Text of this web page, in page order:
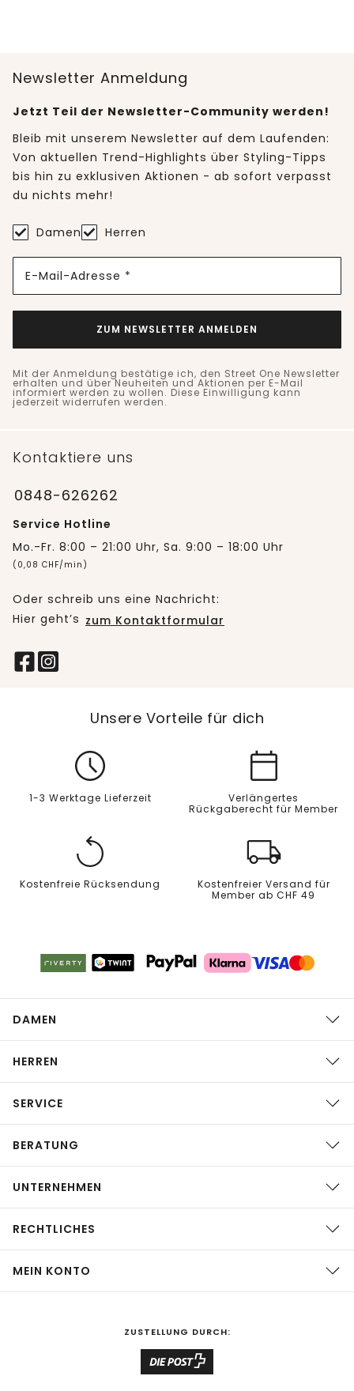
Newsletter Anmeldung
Jetzt Teil der Newsletter-Community werden!
Bleib mit unserem Newsletter auf dem Laufenden:
Von aktuellen Trend-Highlights über Styling-Tipps
bis hin zu exklusiven Aktionen - ab sofort verpasst
du nichts mehr!
Damen Herren
E-Mail-Adresse *
ZUM NEWSLETTER ANMELDEN
Mit der Anmeldung bestätige ich, den Street One Newsletter
erhalten und über Neuheiten und Aktionen per E-Mail
informiert werden zu wollen. Diese Einwilligung kann
jederzeit widerrufen werden.
Kontaktiere uns
0848-626262
Service Hotline
Mo.-Fr. 8:00 – 21:00 Uhr, Sa. 9:00 – 18:00 Uhr
(0,08 CHF/min)
Oder schreib uns eine Nachricht:
Hier geht’s zum Kontaktformular
Unsere Vorteile für dich
1-3 Werktage Lieferzeit
Verlängertes
Rückgaberecht für Member
Kostenfreie Rücksendung
Kostenfreier Versand für
Member ab CHF 49
DAMEN
HERREN
SERVICE
BERATUNG
UNTERNEHMEN
RECHTLICHES
MEIN KONTO
ZUSTELLUNG DURCH: